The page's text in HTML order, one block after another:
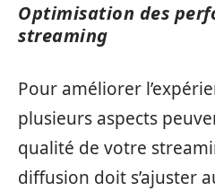
Optimisation des
streaming
Pour améliorer
plusieurs aspects
qualité de votre
diffusion doit s’ajuster